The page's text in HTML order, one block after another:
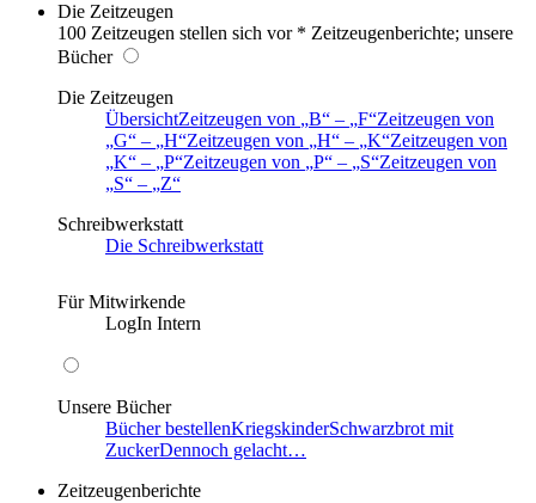
Die Zeitzeugen
100 Zeitzeugen stellen sich vor * Zeitzeugenberichte; unsere
Bücher
Die Zeitzeugen
ÜbersichtZeitzeugen von B – F Zeitzeugen von
G
– H Zeitzeugen von H – K Zeitzeugen von
K
– P Zeitzeugen von P – S Zeitzeugen von
S
–
Z
Schreibwerkstatt
Die Schreibwerkstatt
Für Mitwirkende
LogIn Intern
Unsere Bücher
Bücher bestellenKriegskinderSchwarzbrot mit
ZuckerDennoch gelacht…
Zeitzeugenberichte